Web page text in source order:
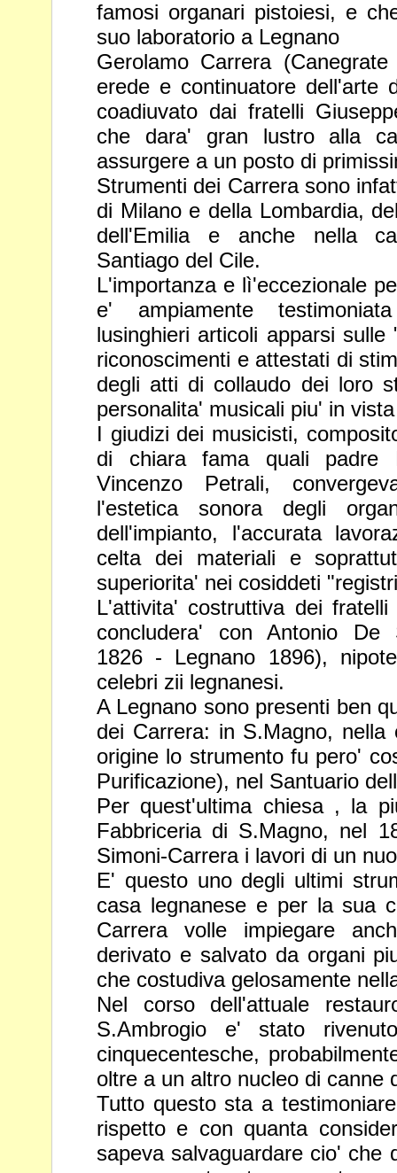
famosi organari pistoiesi, e
suo laboratorio a Legnano
Gerolamo Carrera
erede e continuatore dell'arte
coadiuvato dai fratelli
che dara' gran lustro alla
assurgere a un posto di
Strumenti dei Carrera sono
di Milano e della Lombardia,
dell'Emilia e anche nella
Santiago del Cile.
L'importanza e lì'eccezionale
e' ampiamente
lusinghieri articoli apparsi
riconoscimenti e attestati di
degli atti di collaudo dei loro
personalita' musicali piu' in
I giudizi dei musicisti,
di chiara fama quali
Vincenzo Petrali,
l'estetica sonora degli
dell'impianto, l'accurata
celta dei materiali e
superiorita' nei cosiddeti
L'attivita' costruttiva dei
concludera' con Antonio De
1826 - Legnano 1896),
celebri zii legnanesi.
A Legnano sono presenti ben
dei Carrera: in S.Magno,
origine lo strumento fu pero'
Purificazione), nel Santuario
Per quest'ultima chiesa , la
Fabbriceria di S.Magno, nel
Simoni-Carrera i lavori di un
E' questo uno degli ultimi
casa legnanese e per la sua
Carrera volle impiegare
derivato e salvato da organi
che costudiva gelosamente
Nel corso dell'attuale
S.Ambrogio e' stato
cinquecentesche,
oltre a un altro nucleo di canne
Tutto questo sta a
rispetto e con quanta
sapeva salvaguardare cio' che